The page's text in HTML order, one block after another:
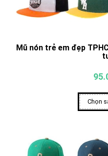
Mũ nón trẻ em đẹp
Chọn